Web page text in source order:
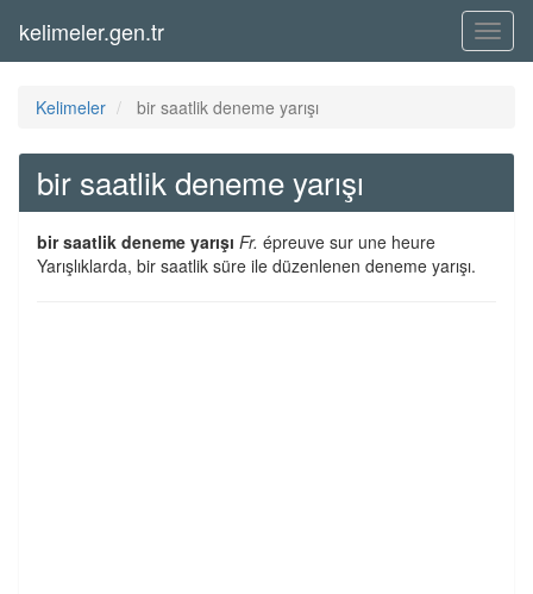
Menü
kelimeler.gen.tr
Kelimeler bir saatlik deneme yarışı
bir saatlik deneme yarışı
bir saatlik deneme yarışı Fr. épreuve sur une heure
Yarışlıklarda, bir saatlik süre ile düzenlenen deneme yarışı.